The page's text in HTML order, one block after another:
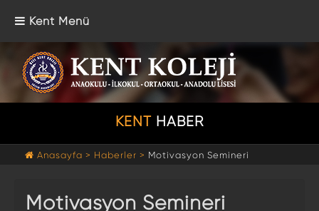
Kent Menü
KENT HABER
Anasayfa > Haberler > Motivasyon Semineri
Motivasyon Semineri